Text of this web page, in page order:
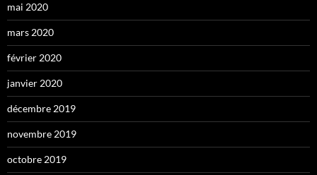
mai 2020
mars 2020
février 2020
janvier 2020
décembre 2019
novembre 2019
octobre 2019